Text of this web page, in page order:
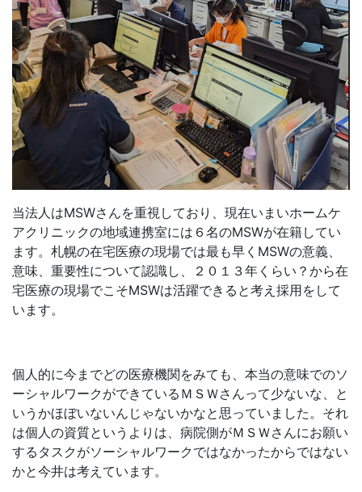
当法人はMSWさんを重視しており、現在いまいホームケ
アクリニックの地域連携室には６名のMSWが在籍してい
ます。札幌の在宅医療の現場では最も早くMSWの意義、
意味、重要性について認識し、２０１３年くらい？から在
宅医療の現場でこそMSWは活躍できると考え採用をして
います。
個人的に今までどの医療機関をみても、本当の意味でのソ
ーシャルワークができているＭＳＷさんって少ないな、と
いうかほぼいないんじゃないかなと思っていました。それ
は個人の資質というよりは、病院側がＭＳＷさんにお願い
するタスクがソーシャルワークではなかったからではない
かと今井は考えています。